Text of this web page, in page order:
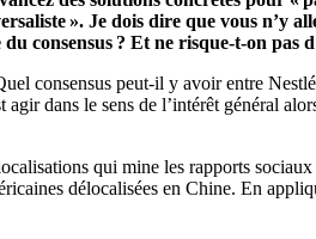
». Je dois dire que vous n’y
consensus ? Et ne risque-t-on pas
consensus peut-il y avoir entre
dans le sens de l’intérêt général
qui mine les rapports
délocalisées en Chine. En